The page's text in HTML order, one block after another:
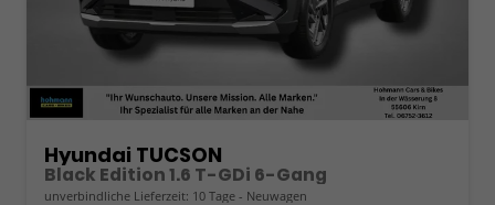
Hyundai TUCSON
Black Edition 1.6 T-GDi 6-Gang
unverbindliche Lieferzeit: 10 Tage Neuwagen